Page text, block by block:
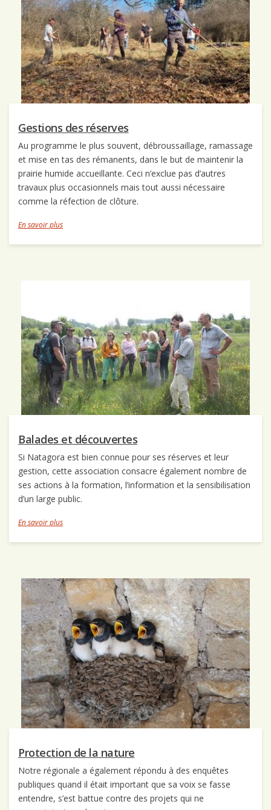
Gestions des réserves
Au programme le plus souvent, débroussaillage, ramassage
et mise en tas des rémanents, dans le but de maintenir la
prairie humide accueillante. Ceci n’exclue pas d’autres
travaux plus occasionnels mais tout aussi nécessaire
comme la réfection de clôture.
En savoir plus
Balades et découvertes
Si Natagora est bien connue pour ses réserves et leur
gestion, cette association consacre également nombre de
ses actions à la formation, l’information et la sensibilisation
d’un large public.
En savoir plus
Protection de la nature
Notre régionale a également répondu à des enquêtes
publiques quand il était important que sa voix se fasse
entendre, s’est battue contre des projets qui ne